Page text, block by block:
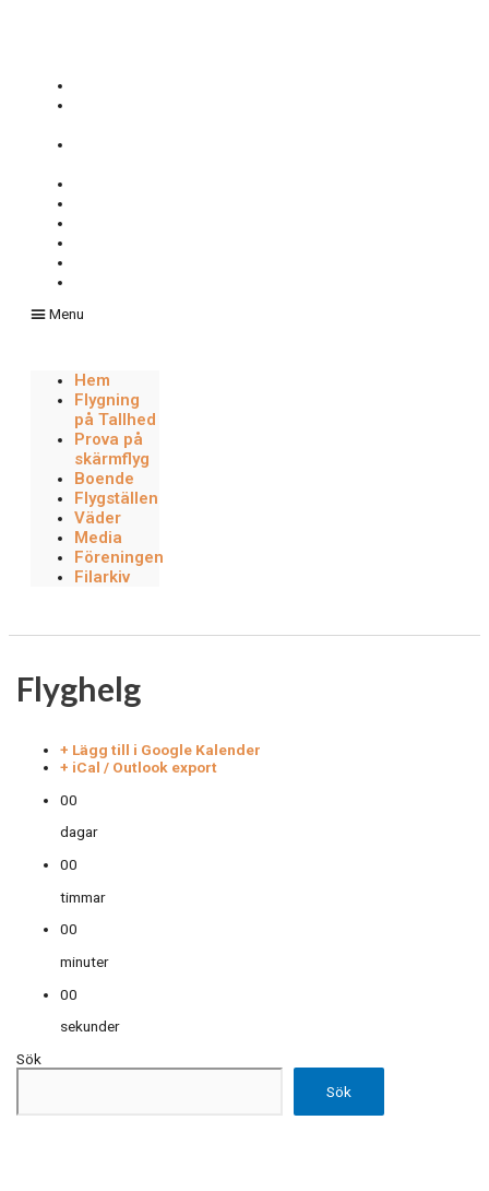
Menu
Hem
Flygning
på Tallhed
Prova på
skärmflyg
Boende
Flygställen
Väder
Media
Föreningen
Filarkiv
Flyghelg
+ Lägg till i Google Kalender
+ iCal / Outlook export
00
dagar
00
timmar
00
minuter
00
sekunder
Sök
Sök